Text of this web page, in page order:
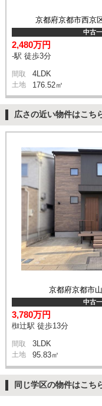
京都府京都市西京
中古
2,480万円
-駅 徒歩3分
間取 4LDK
土地 176.52㎡
広さの近い物件はこち
京都府京都市
中古
3,780万円
椥辻駅 徒歩13分
間取 3LDK
土地 95.83㎡
同じ学区の物件はこち